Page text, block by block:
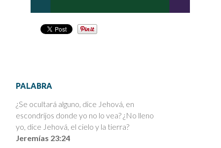
PALABRA
¿Se ocultará alguno, dice Jehová, en
escondrijos donde yo no lo vea? ¿No lleno
yo, dice Jehová, el cielo y la tierra?
Jeremías 23:24